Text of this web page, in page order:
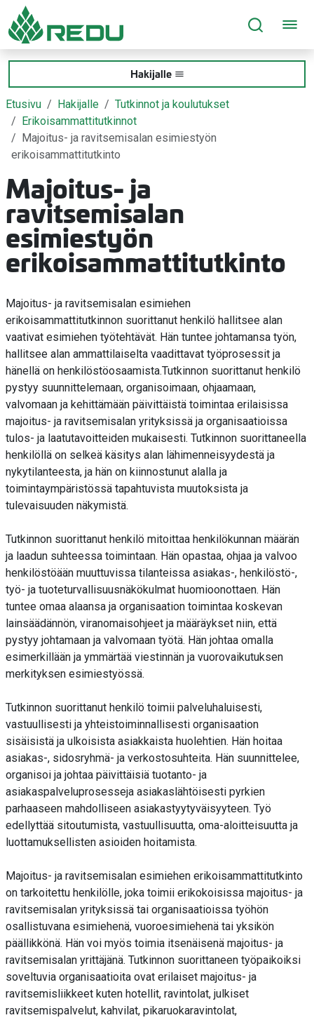
Siirry sivusisältöön
Hakijalle
Etusivu Hakijalle
Tutkinnot ja koulutukset
Erikoisammattitutkinnot
Majoitus- ja ravitsemisalan esimiestyön
erikoisammattitutkinto
Majoitus- ja
ravitsemisalan
esimiestyön
erikoisammattitutkinto
Majoitus- ja ravitsemisalan esimiehen
erikoisammattitutkinnon suorittanut henkilö hallitsee alan
vaativat esimiehen työtehtävät. Hän tuntee johtamansa työn,
hallitsee alan ammattilaiselta vaadittavat työprosessit ja
hänellä on henkilöstöosaamista.Tutkinnon suorittanut henkilö
pystyy suunnittelemaan, organisoimaan, ohjaamaan,
valvomaan ja kehittämään päivittäistä toimintaa erilaisissa
majoitus- ja ravitsemisalan yrityksissä ja organisaatioissa
tulos- ja laatutavoitteiden mukaisesti. Tutkinnon suorittaneella
henkilöllä on selkeä käsitys alan lähimenneisyydestä ja
nykytilanteesta, ja hän on kiinnostunut alalla ja
toimintaympäristössä tapahtuvista muutoksista ja
tulevaisuuden näkymistä.
Tutkinnon suorittanut henkilö mitoittaa henkilökunnan määrän
ja laadun suhteessa toimintaan. Hän opastaa, ohjaa ja valvoo
henkilöstöään muuttuvissa tilanteissa asiakas-, henkilöstö-,
työ- ja tuoteturvallisuusnäkökulmat huomioonottaen. Hän
tuntee omaa alaansa ja organisaation toimintaa koskevan
lainsäädännön, viranomaisohjeet ja määräykset niin, että
pystyy johtamaan ja valvomaan työtä. Hän johtaa omalla
esimerkillään ja ymmärtää viestinnän ja vuorovaikutuksen
merkityksen esimiestyössä.
Tutkinnon suorittanut henkilö toimii palveluhaluisesti,
vastuullisesti ja yhteistoiminnallisesti organisaation
sisäisistä ja ulkoisista asiakkaista huolehtien. Hän hoitaa
asiakas-, sidosryhmä- ja verkostosuhteita. Hän suunnittelee,
organisoi ja johtaa päivittäisiä tuotanto- ja
asiakaspalveluprosesseja asiakaslähtöisesti pyrkien
parhaaseen mahdolliseen asiakastyytyväisyyteen. Työ
edellyttää sitoutumista, vastuullisuutta, oma-aloitteisuutta ja
luottamuksellisten asioiden hoitamista.
Majoitus- ja ravitsemisalan esimiehen erikoisammattitutkinto
on tarkoitettu henkilölle, joka toimii erikokoisissa majoitus- ja
ravitsemisalan yrityksissä tai organisaatioissa työhön
osallistuvana esimiehenä, vuoroesimiehenä tai yksikön
päällikkönä. Hän voi myös toimia itsenäisenä majoitus- ja
ravitsemisalan yrittäjänä. Tutkinnon suorittaneen työpaikoiksi
soveltuvia organisaatioita ovat erilaiset majoitus- ja
ravitsemisliikkeet kuten hotellit, ravintolat, julkiset
ravitsemispalvelut, kahvilat, pikaruokaravintolat,